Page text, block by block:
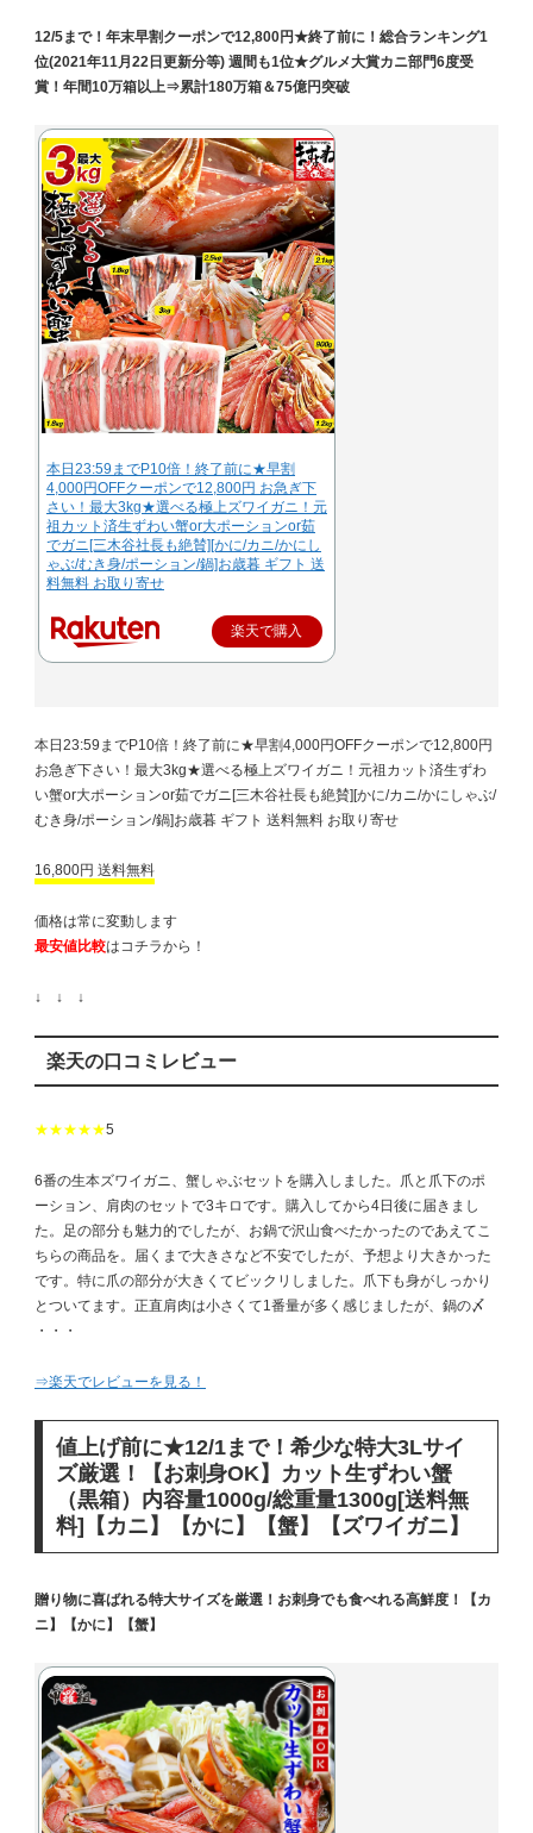
12/5まで！年末早割クーポンで12,800円★終了前に！総合ランキング1
位(2021年11月22日更新分等) 週間も1位★グルメ大賞カニ部門6度受
賞！年間10万箱以上⇒累計180万箱＆75億円突破
本日23:59までP10倍！終了前に★早割
4,000円OFFクーポンで12,800円 お急ぎ下
さい！最大3kg★選べる極上ズワイガニ！元
祖カット済生ずわい蟹or大ポーションor茹
でガニ[三木谷社長も絶賛][かに/カニ/かにし
ゃぶ/むき身/ポーション/鍋]お歳暮 ギフト 送
料無料 お取り寄せ
楽天で購入
本日23:59までP10倍！終了前に★早割4,000円OFFクーポンで12,800円
お急ぎ下さい！最大3kg★選べる極上ズワイガニ！元祖カット済生ずわ
い蟹or大ポーションor茹でガニ[三木谷社長も絶賛][かに/カニ/かにしゃぶ/
むき身/ポーション/鍋]お歳暮 ギフト 送料無料 お取り寄せ
16,800円 送料無料
価格は常に変動します
最安値比較はコチラから！
↓ ↓ ↓
楽天の口コミレビュー
★★★★★5
6番の生本ズワイガニ、蟹しゃぶセットを購入しました。爪と爪下のポ
ーション、肩肉のセットで3キロです。購入してから4日後に届きまし
た。足の部分も魅力的でしたが、お鍋で沢山食べたかったのであえてこ
ちらの商品を。届くまで大きさなど不安でしたが、予想より大きかった
です。特に爪の部分が大きくてビックリしました。爪下も身がしっかり
とついてます。正直肩肉は小さくて1番量が多く感じましたが、鍋の〆
・・・
⇒楽天でレビューを見る！
値上げ前に★12/1まで！希少な特大3Lサイ
ズ厳選！【お刺身OK】カット生ずわい蟹
（黒箱）内容量1000g/総重量1300g[送料無
料]【カニ】【かに】【蟹】【ズワイガニ】
贈り物に喜ばれる特大サイズを厳選！お刺身でも食べれる高鮮度！【カ
ニ】【かに】【蟹】